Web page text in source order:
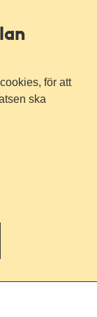
för att
ska